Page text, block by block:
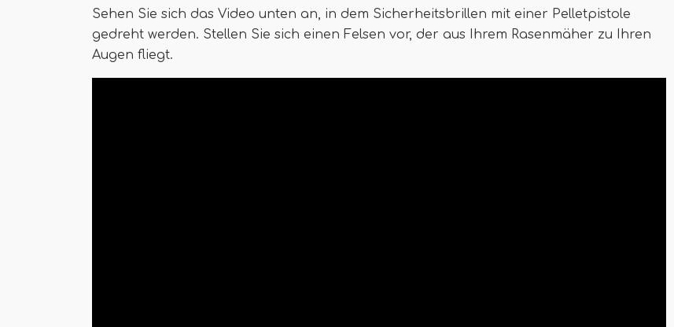
Sehen Sie sich das Video unten an, in dem Sicherheitsbrillen mit einer Pelletpistole
gedreht werden. Stellen Sie sich einen Felsen vor, der aus Ihrem Rasenmäher zu Ihren
Augen fliegt.